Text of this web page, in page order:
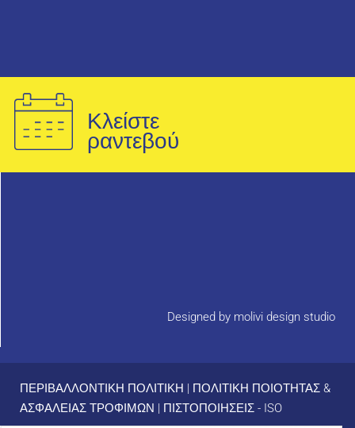
Κλείστε
ραντεβού
Designed by molivi design studio
ΠΕΡΙΒΑΛΛΟΝΤΙΚΗ ΠΟΛΙΤΙΚΗ
ΠΟΛΙΤΙΚΗ ΠΟΙΟΤΗΤΑΣ &
ΑΣΦΑΛΕΙΑΣ ΤΡΟΦΙΜΩΝ
ΠΙΣΤΟΠΟΙΗΣΕΙΣ - ISO